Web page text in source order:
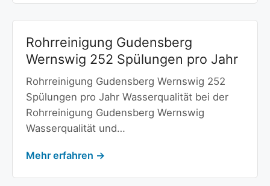
Rohrreinigung Gudensberg
Wernswig 252 Spülungen pro Jahr
Rohrreinigung Gudensberg Wernswig 252
Spülungen pro Jahr Wasserqualität bei der
Rohrreinigung Gudensberg Wernswig
Wasserqualität und…
Mehr erfahren →